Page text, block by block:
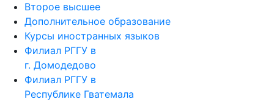
Второе высшее
Дополнительное образование
Курсы иностранных языков
Филиал РГГУ в
г. Домодедово
Филиал РГГУ в
Республике Гватемала